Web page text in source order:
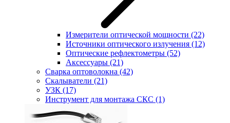
Измерители оптической мощности (22)
Источники оптического излучения (12)
Оптические рефлектометры (52)
Аксессуары (21)
Сварка оптоволокна (42)
Скалыватели (21)
УЗК (17)
Инструмент для монтажа СКС (1)